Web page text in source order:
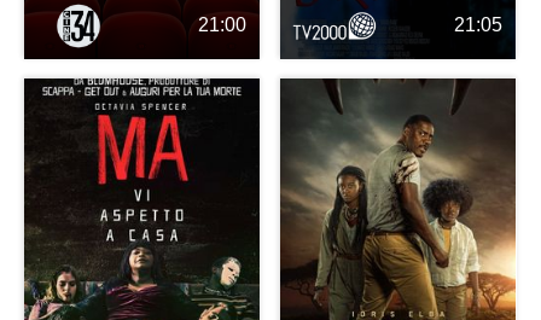
21:00 21:05